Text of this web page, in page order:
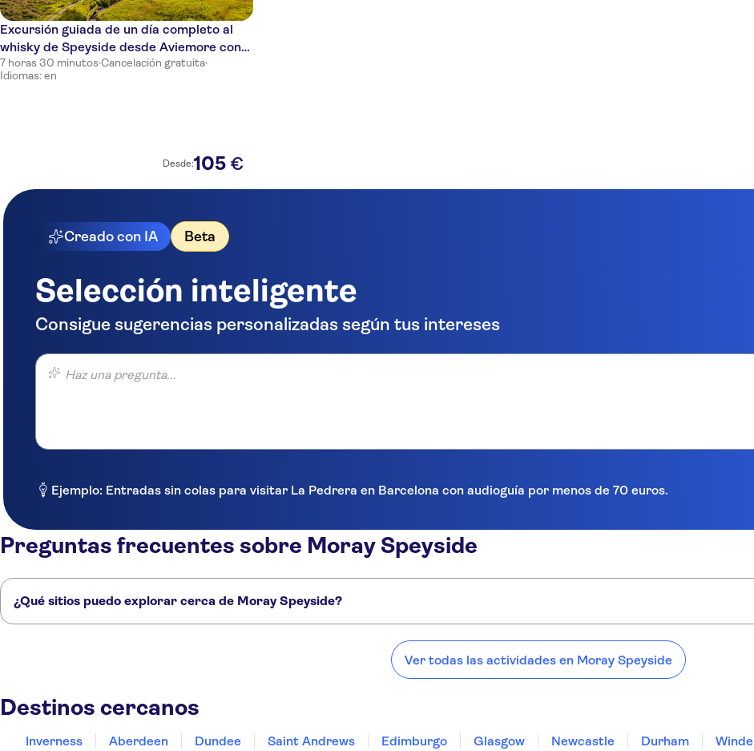
Excursión guiada de un día completo al
whisky de Speyside desde Aviemore con
degustaciones
7 horas 30 minutos·Cancelación gratuita·
Idiomas: en
Desde:105 €
Creado con IA Beta
Selección inteligente
Consigue sugerencias personalizadas según tus intereses
Haz una pregunta...
Ejemplo: Entradas sin colas para visitar La Pedrera en Barcelona con audioguía por menos de 70 euros.
Preguntas frecuentes sobre Moray Speyside
¿Qué sitios puedo explorar cerca de Moray Speyside?
Ver todas las actividades en Moray Speyside
Destinos cercanos
Inverness Aberdeen Dundee Saint Andrews Edimburgo Glasgow Newcastle Durham